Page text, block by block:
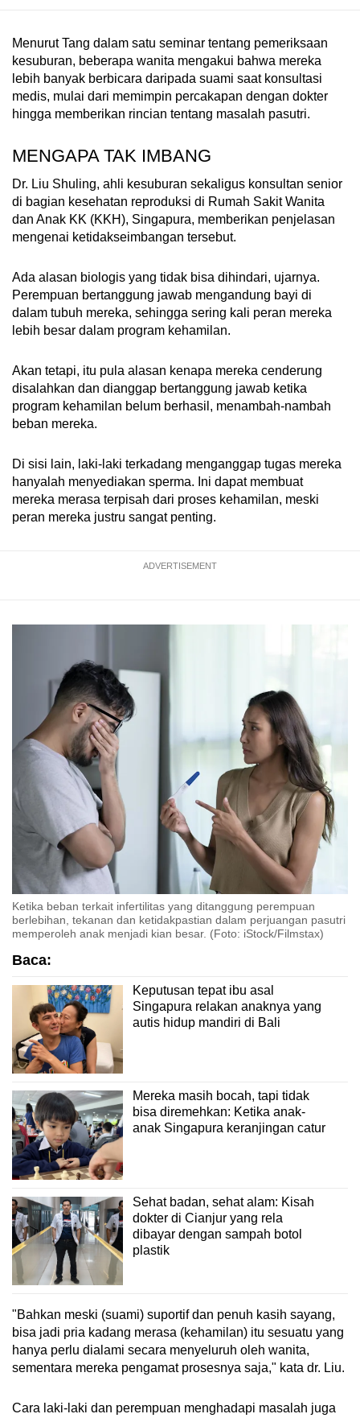
Menurut Tang dalam satu seminar tentang pemeriksaan
kesuburan, beberapa wanita mengakui bahwa mereka
lebih banyak berbicara daripada suami saat konsultasi
medis, mulai dari memimpin percakapan dengan dokter
hingga memberikan rincian tentang masalah pasutri.
MENGAPA TAK IMBANG
Dr. Liu Shuling, ahli kesuburan sekaligus konsultan senior
di bagian kesehatan reproduksi di Rumah Sakit Wanita
dan Anak KK (KKH), Singapura, memberikan penjelasan
mengenai ketidakseimbangan tersebut.
Ada alasan biologis yang tidak bisa dihindari, ujarnya.
Perempuan bertanggung jawab mengandung bayi di
dalam tubuh mereka, sehingga sering kali peran mereka
lebih besar dalam program kehamilan.
Akan tetapi, itu pula alasan kenapa mereka cenderung
disalahkan dan dianggap bertanggung jawab ketika
program kehamilan belum berhasil, menambah-nambah
beban mereka.
Di sisi lain, laki-laki terkadang menganggap tugas mereka
hanyalah menyediakan sperma. Ini dapat membuat
mereka merasa terpisah dari proses kehamilan, meski
peran mereka justru sangat penting.
ADVERTISEMENT
Ketika beban terkait infertilitas yang ditanggung perempuan
berlebihan, tekanan dan ketidakpastian dalam perjuangan pasutri
memperoleh anak menjadi kian besar. (Foto: iStock/Filmstax)
Baca:
Keputusan tepat ibu asal
Singapura relakan anaknya yang
autis hidup mandiri di Bali
Mereka masih bocah, tapi tidak
bisa diremehkan: Ketika anak-
anak Singapura keranjingan catur
Sehat badan, sehat alam: Kisah
dokter di Cianjur yang rela
dibayar dengan sampah botol
plastik
"Bahkan meski (suami) suportif dan penuh kasih sayang,
bisa jadi pria kadang merasa (kehamilan) itu sesuatu yang
hanya perlu dialami secara menyeluruh oleh wanita,
sementara mereka pengamat prosesnya saja," kata dr. Liu.
Cara laki-laki dan perempuan menghadapi masalah juga